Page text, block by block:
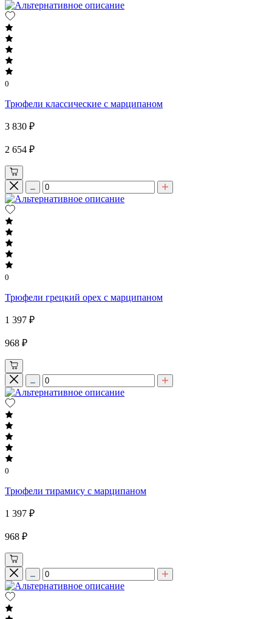
0
Трюфели классические с марципаном
3 830 ₽
2 654 ₽
0
Трюфели грецкий орех с марципаном
1 397 ₽
968 ₽
0
Трюфели тирамису с марципаном
1 397 ₽
968 ₽